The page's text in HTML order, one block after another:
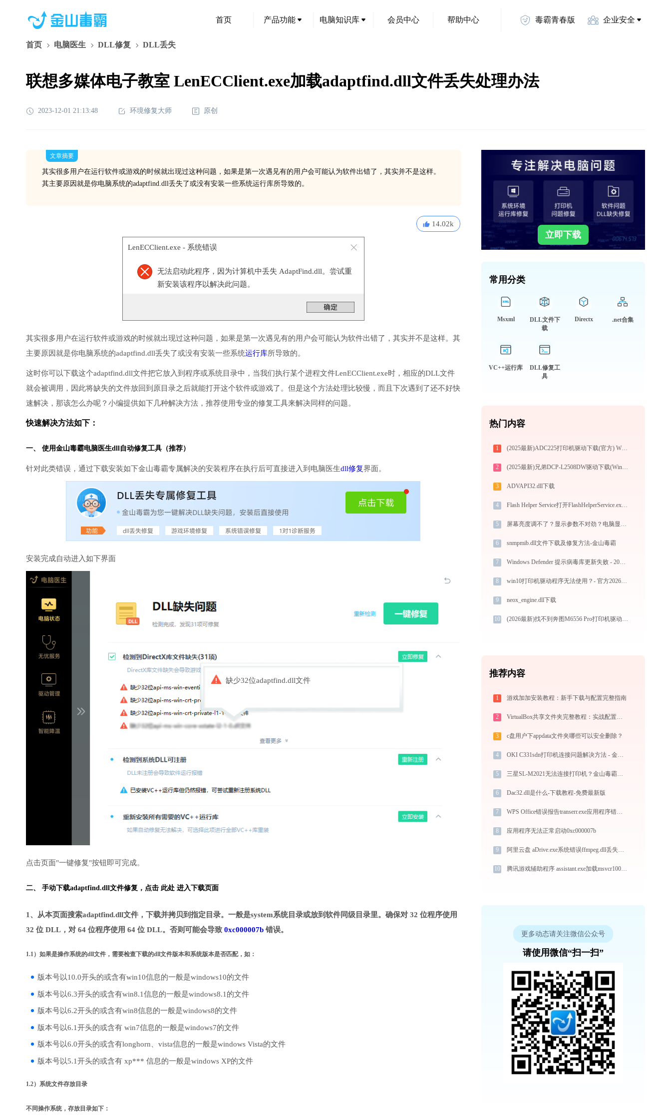
首页 产品功能 电脑知识库 会员中心 帮助中心 毒霸青春版 企业安全
首页 电脑医生 DLL修复 DLL丢失
联想多媒体电子教室 LenECClient.exe加载adaptfind.dll文件丢失处理办法
2023-12-01 21:13:48 环境修复大师 原创
文章摘要
其实很多用户在运行软件或游戏的时候就出现过这种问题，如果是第一次遇见有的用户会可能认为软件出错了，其实并不是这样。
其主要原因就是你电脑系统的adaptfind.dll丢失了或没有安装一些系统运行库所导致的。
14.02k
LenECClient.exe - 系统错误
无法启动此程序，因为计算机中丢失 AdaptFind.dll。尝试重
新安装该程序以解决此问题。
其实很多用户在运行软件或游戏的时候就出现过这种问题，如果是第一次遇见有的用户会可能认为软件出错了，其实并不是这样。其
主要原因就是你电脑系统的adaptfind.dll丢失了或没有安装一些系统运行库所导致的。
这时你可以下载这个adaptfind.dll文件把它放入到程序或系统目录中，当我们执行某个进程文件LenECClient.exe时，相应的DLL文件
就会被调用，因此将缺失的文件放回到原目录之后就能打开这个软件或游戏了。但是这个方法处理比较慢，而且下次遇到了还不好快
速解决，那该怎么办呢？小编提供如下几种解决方法，推荐使用专业的修复工具来解决同样的问题。
快速解决方法如下：
一、 使用金山毒霸电脑医生dll自动修复工具（推荐）
针对此类错误，通过下载安装如下金山毒霸专属解决的安装程序在执行后可直接进入到电脑医生dll修复界面。
安装完成自动进入如下界面
缺少32位adaptfind.dll文件
点击页面"一键修复"按钮即可完成。
二、 手动下载adaptfind.dll文件修复， 点击 此处 进入下载页面
1、从本页面搜索adaptfind.dll文件，下载并拷贝到指定目录。一般是system系统目录或放到软件同级目录里。确保对 32 位程序使用
32 位 DLL，对 64 位程序使用 64 位 DLL。否则可能会导致 0xc000007b 错误。
1.1）如果是操作系统的dll文件，需要检查下载的dll文件版本和系统版本是否匹配，如：
版本号以10.0开头的或含有win10信息的一般是windows10的文件
版本号以6.3开头的或含有win8.1信息的一般是windows8.1的文件
版本号以6.2开头的或含有win8信息的一般是windows8的文件
版本号以6.1开头的或含有 win7信息的一般是windows7的文件
版本号以6.0开头的或含有longhorn、vista信息的一般是windows Vista的文件
版本号以5.1开头的或含有 xp*** 信息的一般是windows XP的文件
1.2）系统文件存放目录
不同操作系统，存放目录如下：
立即下载
常用分类
Msxml
DLL文件下
载
Directx .net合集
VC++运行库
DLL修复工
具
热门内容
1 (2025最新)ADC225打印机驱动下载(官方) Win10/Win11支持
2 (2025最新)兄弟DCP-L2508DW驱动下载(Win10/Win11)图文安装教程
3 ADVAPI32.dll下载
4 Flash Helper Service打开FlashHelperService.exe提示0xc000001d错误码怎么办
5 屏幕亮度调不了？显示参数不对劲？电脑显示故障的官方最新解决教程兼容 Win10/11
6 snmpmib.dll文件下载及修复方法-金山毒霸
7 Windows Defender 提示病毒库更新失败 - 2026官方最新解决方案
8 win10打印机驱动程序无法使用？- 官方2026最新解决方案
9 neox_engine.dll下载
10 (2026最新)找不到奔图M6556 Pro打印机驱动？这篇全面下载安装指南帮到你
推荐内容
1 游戏加加安装教程：新手下载与配置完整指南
2 VirtualBox共享文件夹完整教程：实战配置与故障排查
3 c盘用户下appdata文件夹哪些可以安全删除？
4 OKI C331sdn打印机连接问题解决方法 - 金山毒霸
5 三星SL-M2021无法连接打印机？金山毒霸教你解决！
6 Dac32.dll是什么-下载教程-免费最新版
7 WPS Office错误报告transerr.exe应用程序错误0xc000000d解决方法
8 应用程序无法正常启动0xc000007b
9 阿里云盘 aDrive.exe系统错误ffmpeg.dll丢失如何解决
10 腾讯游戏辅助程序 assistant.exe加载msvcr100.dll文件丢失处理办法
更多动态请关注微信公众号
请使用微信“扫一扫”